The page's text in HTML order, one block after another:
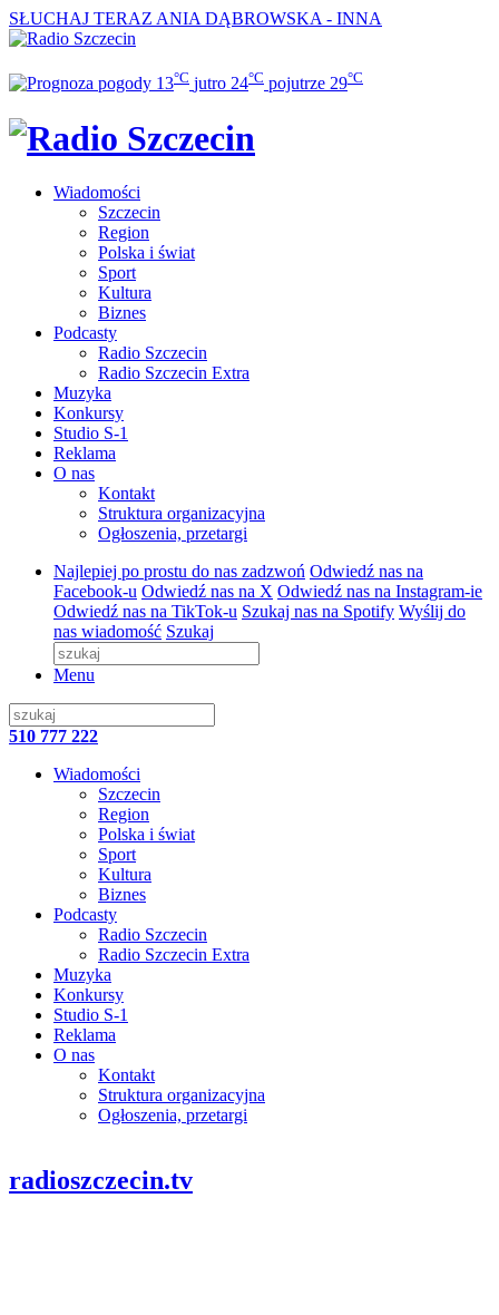
SŁUCHAJ TERAZ ANIA DĄBROWSKA - INNA
13°C jutro 24°C pojutrze 29°C
Wiadomości
Szczecin
Region
Polska i świat
Sport
Kultura
Biznes
Podcasty
Radio Szczecin
Radio Szczecin Extra
Muzyka
Konkursy
Studio S-1
Reklama
O nas
Kontakt
Struktura organizacyjna
Ogłoszenia, przetargi
Najlepiej po prostu do nas zadzwoń Odwiedź nas na
Facebook-u Odwiedź nas na X Odwiedź nas na Instagram-ie
Odwiedź nas na TikTok-u Szukaj nas na Spotify Wyślij do
nas wiadomość Szukaj
Menu
510 777 222
Wiadomości
Szczecin
Region
Polska i świat
Sport
Kultura
Biznes
Podcasty
Radio Szczecin
Radio Szczecin Extra
Muzyka
Konkursy
Studio S-1
Reklama
O nas
Kontakt
Struktura organizacyjna
Ogłoszenia, przetargi
radioszczecin.tv